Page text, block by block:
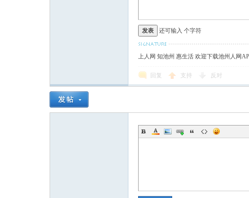
发表 还可输入 个字符
上人网 知池州 惠生活 欢迎下载池州人网
回复 支持 反对